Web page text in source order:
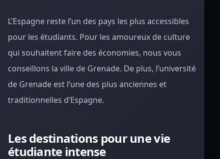
L’Espagne reste l’un des pays les plus accessibles
pour les étudiants. Pour les amoureux de culture
qui souhaitent faire des économies, nous vous
conseillons la ville de Grenade. De plus, l’université
de Grenade est l’une des plus anciennes et
traditionnelles d’Espagne.
Les destinations pour une vie
étudiante intense